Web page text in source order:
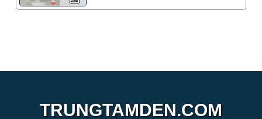
TRUNGTAMDEN.COM